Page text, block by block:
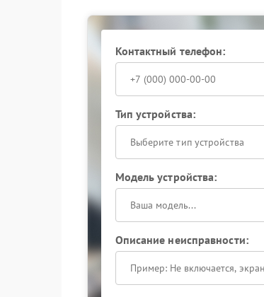
Контактный телефон:
Тип устройства:
Выберите тип устройства
Модель устройства:
Описание неисправности: